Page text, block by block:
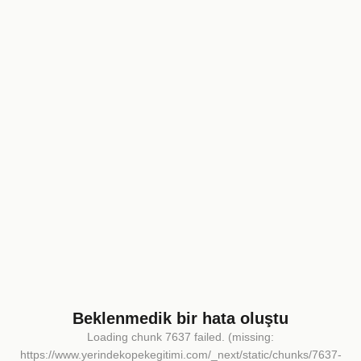
Beklenmedik bir hata oluştu
Loading chunk 7637 failed. (missing:
https://www.yerindekopekegitimi.com/_next/static/chunks/7637-